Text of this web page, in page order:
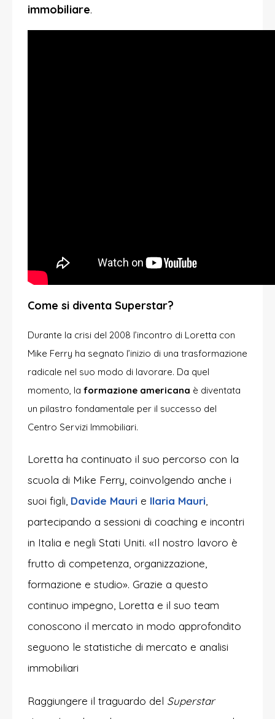
immobiliare.
Come si diventa Superstar?
Durante la crisi del 2008 l’incontro di Loretta con
Mike Ferry ha segnato l’inizio di una trasformazione
radicale nel suo modo di lavorare. Da quel
momento, la formazione americana è diventata
un pilastro fondamentale per il successo del
Centro Servizi Immobiliari.
Loretta ha continuato il suo percorso con la
scuola di Mike Ferry, coinvolgendo anche i
suoi figli, Davide Mauri e Ilaria Mauri
partecipando a sessioni di coaching e incontri
in Italia e negli Stati Uniti. «Il nostro lavoro è
frutto di competenza, organizzazione,
formazione e studio». Grazie a questo
continuo impegno, Loretta e il suo team
conoscono il mercato in modo approfondito
seguono le statistiche di mercato e analisi
immobiliari
Raggiungere il traguardo del Superstar